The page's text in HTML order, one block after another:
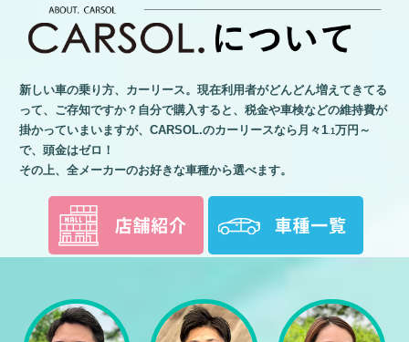
新しい車の乗り方、カーリース。現在利用者がどんどん増えてきてる
って、ご存知ですか？自分で購入すると、税金や車検などの維持費が
掛かっていまいますが、CARSOL.のカーリースなら月々1 .1 万円～
で、頭金はゼロ！
その上、全メーカーのお好きな車種から選べます。